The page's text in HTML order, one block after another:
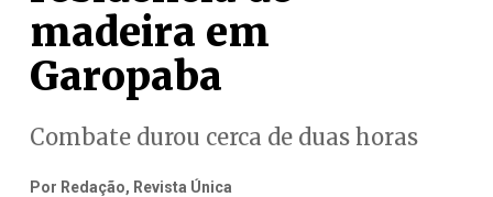
madeira em
Garopaba
Combate durou cerca de duas horas
Por Redação, Revista Única